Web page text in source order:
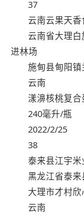
37
云南云果天
云南省大理
进林场
施甸县甸阳
云南
漾濞核桃复合
240毫升/瓶
2022/2/25
38
泰来县江宇
黑龙江省泰来
大理市才村
云南